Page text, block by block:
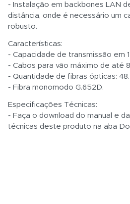
- Instalação em backbones LAN
distância, onde é necessário um
robusto.
Características:
- Capacidade de transmissão em
- Cabos para vão máximo de até
- Quantidade de fibras ópticas: 48.
- Fibra monomodo G.652D.
Especificações Técnicas:
- Faça o download do manual e
técnicas deste produto na aba